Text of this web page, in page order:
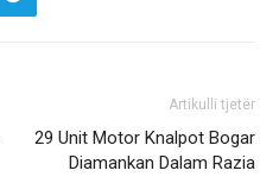
Artikulli tjetër
29 Unit Motor Knalpot Bogar
Diamankan Dalam Razia